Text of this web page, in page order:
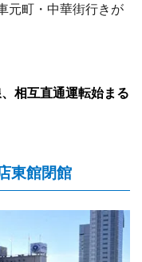
元町・中華街行きが
相互直通運転始まる
東館閉館